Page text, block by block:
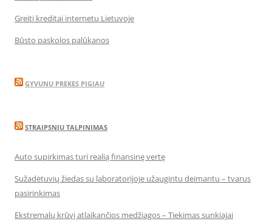
Greiti kreditai internetu Lietuvoje
Būsto paskolos palūkanos
GYVUNU PREKES PIGIAU
STRAIPSNIU TALPINIMAS
Auto supirkimas turi realią finansinę vertę
Sužadėtuvių žiedas su laboratorijoje užaugintu deimantu – tvarus
pasirinkimas
Ekstremalų krūvį atlaikančios medžiagos – Tiekimas sunkiajai